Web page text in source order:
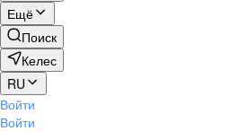
Ещё
Поиск
Келес
RU
Войти
Войти